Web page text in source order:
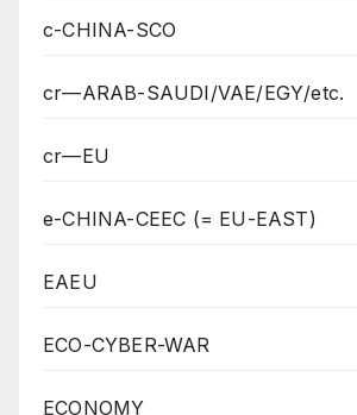
c-CHINA-SCO
cr—ARAB-SAUDI/VAE/EGY/etc.
cr—EU
e-CHINA-CEEC (= EU-EAST)
EAEU
ECO-CYBER-WAR
ECONOMY